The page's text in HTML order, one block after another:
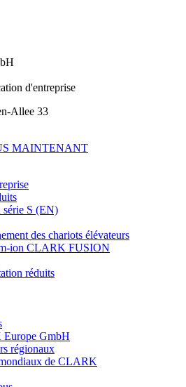
d'entreprise
Allee 33
MAINTENANT
série S (EN)
des chariots élévateurs
ion CLARK FUSION
réduits
GmbH
régionaux
de CLARK